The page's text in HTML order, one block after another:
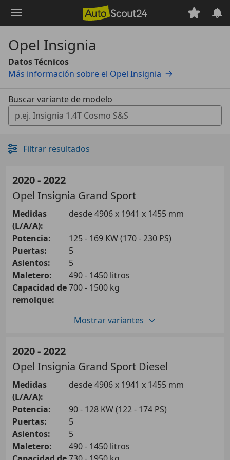
principal
Opel Insignia
Datos Técnicos
Buscar variante de modelo
Más información sobre el Opel Insignia
Filtrar resultados
2020 - 2022
Opel Insignia Grand Sport
Medidas
(L/A/A):
desde 4906 x 1941 x 1455 mm
Potencia:
125 - 169 KW (170 - 230 PS)
Puertas:
5
Asientos:
5
Maletero:
490 - 1450 litros
Capacidad de
remolque:
700 - 1500 kg
Mostrar variantes
Sedán
Gasolina
Insignia 2.0 T SHT S&S Business AT9 170
125 KW (170 PS)
Insignia 2.0 T SHT S&S Business Elegance
AT9 170
2020 - 2022
Opel Insignia Grand Sport Diesel
Medidas
(L/A/A):
desde 4906 x 1941 x 1455 mm
Potencia:
90 - 128 KW (122 - 174 PS)
Puertas:
5
Asientos:
5
Maletero:
490 - 1450 litros